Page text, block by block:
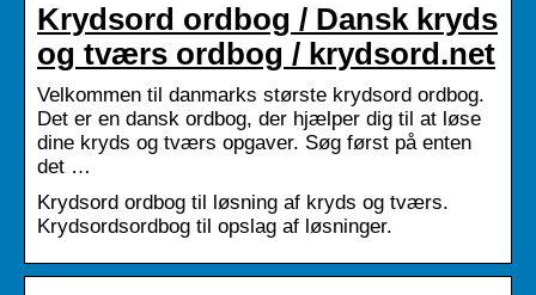
Krydsord ordbog / Dansk kryds
og tværs ordbog / krydsord.net
Velkommen til danmarks største krydsord ordbog.
Det er en dansk ordbog, der hjælper dig til at løse
dine kryds og tværs opgaver. Søg først på enten
det …
Krydsord ordbog til løsning af kryds og tværs.
Krydsordsordbog til opslag af løsninger.